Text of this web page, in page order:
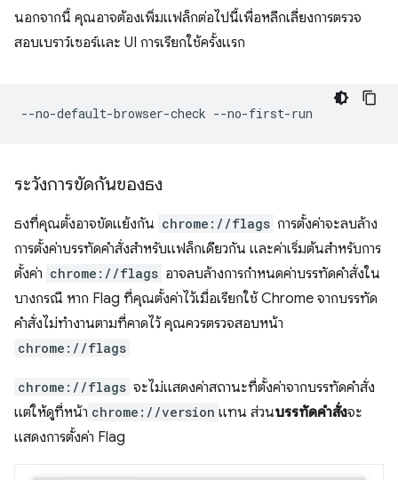
นอกจากนี้ คุณอาจต้องเพิ่มแฟล็กต่อไปนี้เพื่อหลีกเลี่ยงการตรวจ
สอบเบราว์เซอร์และ UI การเรียกใช้ครั้งแรก
ระวังการขัดกันของธง
ธงที่คุณตั้งอาจขัดแย้งกัน chrome://flags การตั้งค่าจะลบล้าง
การตั้งค่าบรรทัดคำสั่งสำหรับแฟล็กเดียวกัน และค่าเริ่มต้นสำหรับการ
ตั้งค่า chrome://flags อาจลบล้างการกำหนดค่าบรรทัดคำสั่งใน
บางกรณี หาก Flag ที่คุณตั้งค่าไว้เมื่อเรียกใช้ Chrome จากบรรทัด
คำสั่งไม่ทำงานตามที่คาดไว้ คุณควรตรวจสอบหน้า
chrome://flags
chrome://flags จะไม่แสดงค่าสถานะที่ตั้งค่าจากบรรทัดคำสั่ง
แต่ให้ดูที่หน้า chrome://version แทน ส่วนบรรทัดคำสั่งจะ
แสดงการตั้งค่า Flag